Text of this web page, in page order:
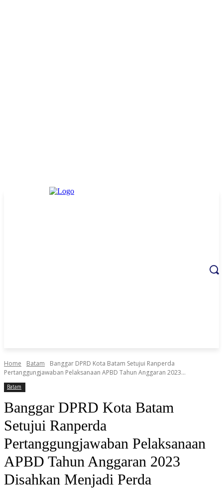
Home Batam
Banggar DPRD Kota Batam Setujui Ranperda
Pertanggungjawaban Pelaksanaan APBD Tahun Anggaran 2023...
Batam
Banggar DPRD Kota Batam
Setujui Ranperda
Pertanggungjawaban Pelaksanaan
APBD Tahun Anggaran 2023
Disahkan Menjadi Perda